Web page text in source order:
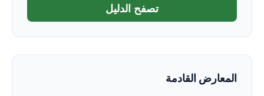
تصفح الدليل
المعارض القادمة